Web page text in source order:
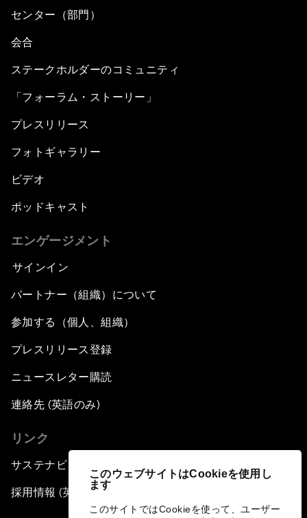
このウェブサイトはCookieを使用し
ます
このサイトではCookieを使って、ユーザー
センター（部門）
会合
ステークホルダーのコミュニティ
「フォーラム・ストーリー」
プレスリリース
フォトギャラリー
ビデオ
ポッドキャスト
エンゲージメント
サインイン
パートナー（組織）について
参加する（個人、組織）
プレスリリース登録
ニュースレター購読
連絡先 (英語のみ)
リンク
サステナビリティへの取り組み
採用情報 (英語のみ)